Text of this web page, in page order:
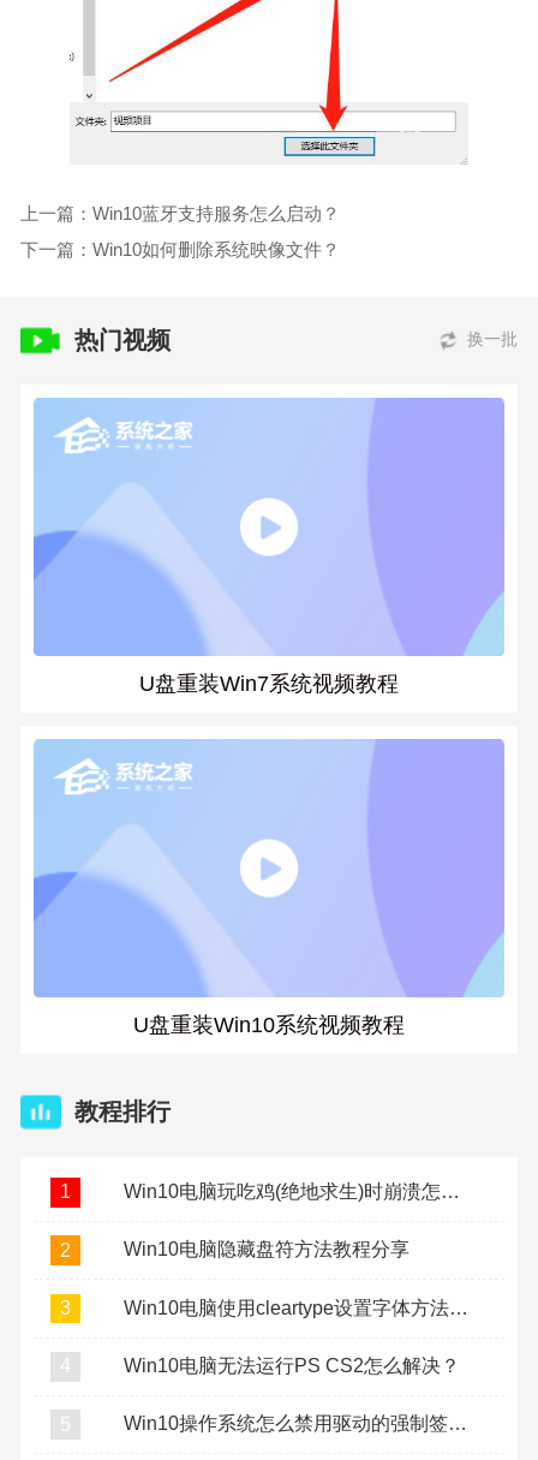
上一篇：Win10蓝牙支持服务怎么启动？
下一篇：Win10如何删除系统映像文件？
热门视频 换一批
U盘重装Win7系统视频教程
U盘重装Win10系统视频教程
教程排行
1 Win10电脑玩吃鸡(绝地求生)时崩溃怎么办？
2 Win10电脑隐藏盘符方法教程分享
3 Win10电脑使用cleartype设置字体方法教程
4 Win10电脑无法运行PS CS2怎么解决？
5 Win10操作系统怎么禁用驱动的强制签名？